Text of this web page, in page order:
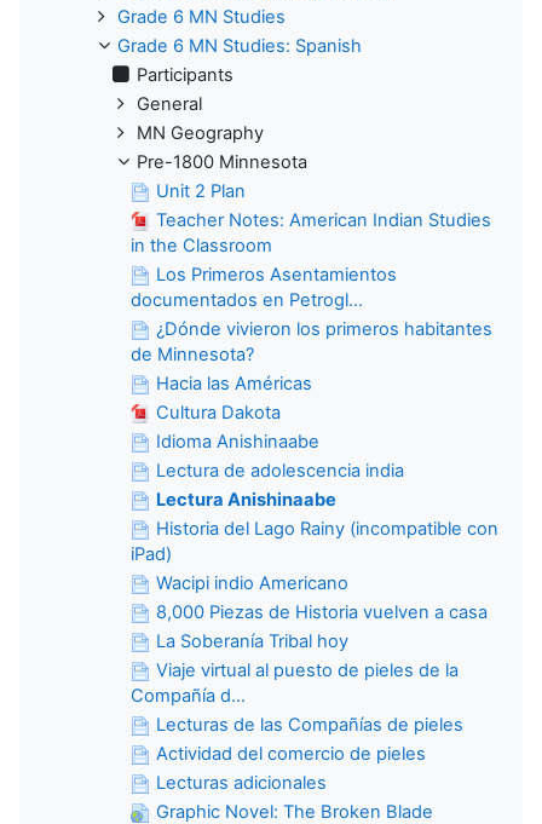
Grade 6 MN Studies
Grade 6 MN Studies: Spanish
Participants
General
MN Geography
Pre-1800 Minnesota
Unit 2 Plan
Teacher Notes: American Indian Studies
in the Classroom
Los Primeros Asentamientos
documentados en Petrogl...
¿Dónde vivieron los primeros habitantes
de Minnesota?
Hacia las Américas
Cultura Dakota
Idioma Anishinaabe
Lectura de adolescencia india
Lectura Anishinaabe
Historia del Lago Rainy (incompatible con
iPad)
Wacipi indio Americano
8,000 Piezas de Historia vuelven a casa
La Soberanía Tribal hoy
Viaje virtual al puesto de pieles de la
Compañía d...
Lecturas de las Compañías de pieles
Actividad del comercio de pieles
Lecturas adicionales
Graphic Novel: The Broken Blade